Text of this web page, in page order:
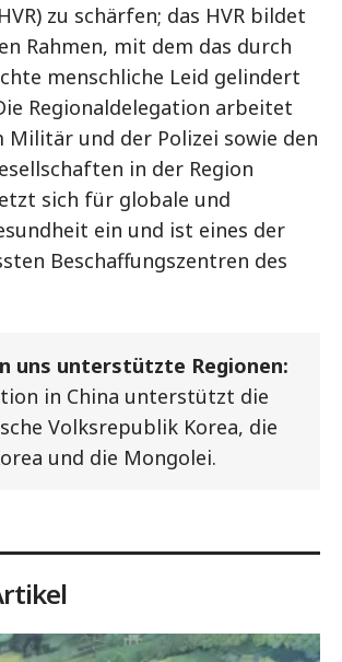
zu schärfen; das HVR bildet
Rahmen, mit dem das durch
menschliche Leid gelindert
Regionaldelegation arbeitet
Militär und der Polizei sowie den
in der Region
sich für globale und
ein und ist eines der
Beschaffungszentren des
uns unterstützte Regionen:
in China unterstützt die
Volksrepublik Korea, die
und die Mongolei.